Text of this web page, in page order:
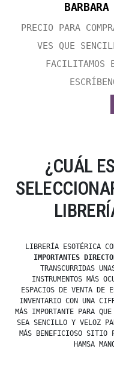
PRECIO PARA
VES QUE
FACILITAMOS
¿CUÁL
LIBRERÍA ESOTÉRICA
IMPORTANTES
TRANSCURRIDAS
INSTRUMENTOS MÁS
ESPACIOS DE VENTA DE
INVENTARIO CON UNA
MÁS IMPORTANTE PARA
SEA SENCILLO Y VELOZ
MÁS BENEFICIOSO SITIO
HAMSA